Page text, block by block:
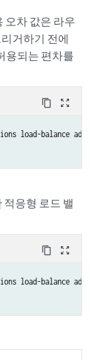
오차 값은 라우
거하기 전에
용되는 편차를
content_copy zoom_out_map
load-balance
적응형 로드 밸
content_copy zoom_out_map
load-balance